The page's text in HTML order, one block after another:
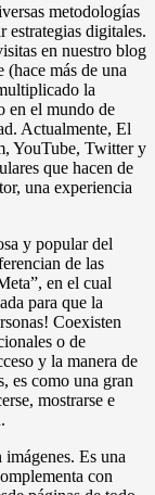
metodologías
estrategias digitales.
en nuestro blog
más de una
la
en el mundo de
Actualmente, El
YouTube, Twitter y
que hacen de
una experiencia
y popular del
de las
en el cual
para que la
Coexisten
o de
y la manera de
es como una gran
mostrarse e
Es una
con